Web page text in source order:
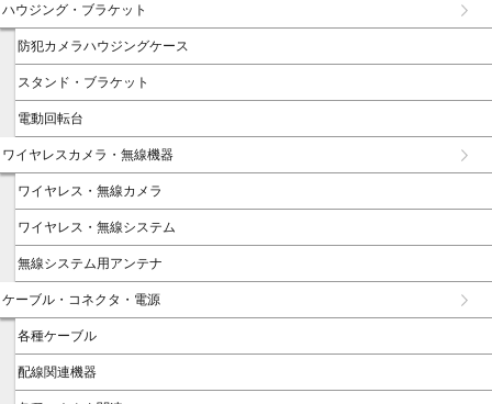
ハウジング・ブラケット
防犯カメラハウジングケース
スタンド・ブラケット
電動回転台
ワイヤレスカメラ・無線機器
ワイヤレス・無線カメラ
ワイヤレス・無線システム
無線システム用アンテナ
ケーブル・コネクタ・電源
各種ケーブル
配線関連機器